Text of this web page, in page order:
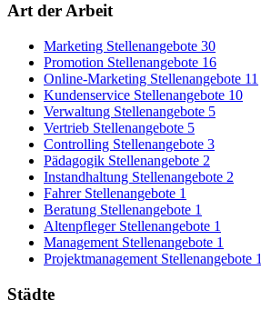
Art der Arbeit
Marketing Stellenangebote 30
Promotion Stellenangebote 16
Online-Marketing Stellenangebote 11
Kundenservice Stellenangebote 10
Verwaltung Stellenangebote 5
Vertrieb Stellenangebote 5
Controlling Stellenangebote 3
Pädagogik Stellenangebote 2
Instandhaltung Stellenangebote 2
Fahrer Stellenangebote 1
Beratung Stellenangebote 1
Altenpfleger Stellenangebote 1
Management Stellenangebote 1
Projektmanagement Stellenangebote 1
Städte